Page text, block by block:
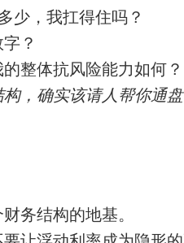
少，我扛得住吗？
？
整体抗风险能力如何？
，确实该请人帮你通盘
务结构的地基。